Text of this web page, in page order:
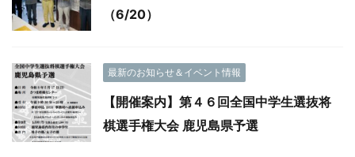
（6/20）
最新のお知らせ＆イベント情報
【開催案内】第４６回全国中学生選抜将
棋選手権大会 鹿児島県予選